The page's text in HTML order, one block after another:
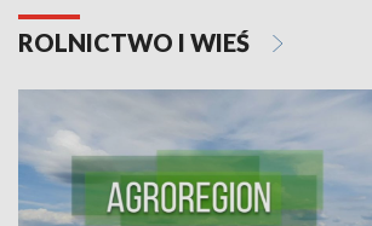
ROLNICTWO I WIEŚ